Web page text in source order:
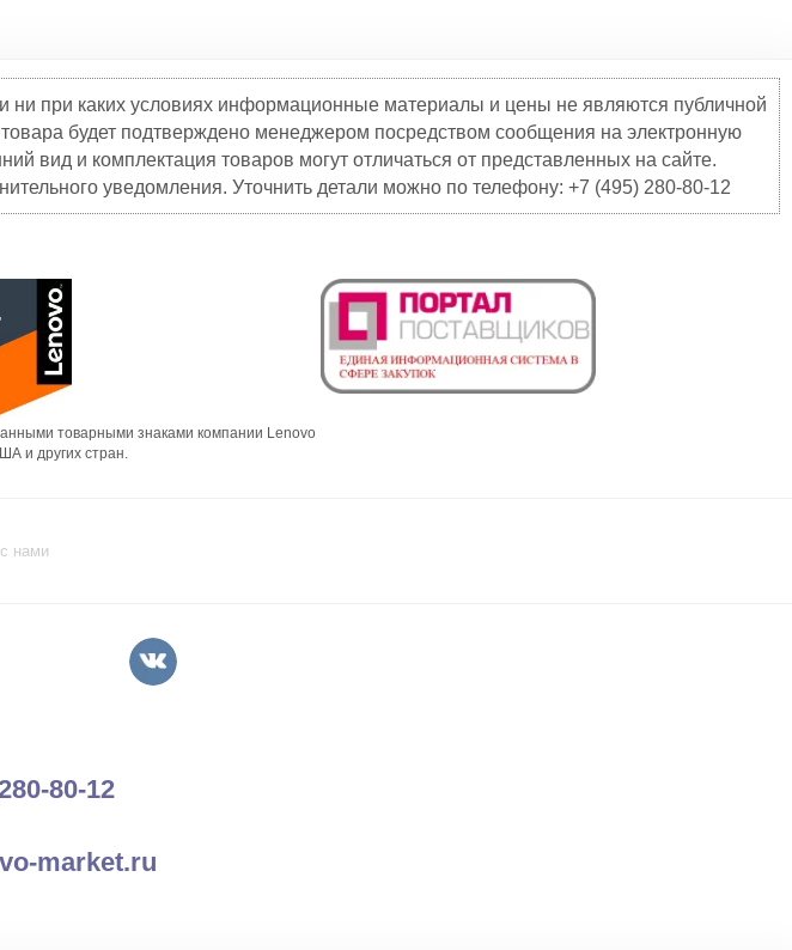
при каких условиях информационные материалы и цены не являются публичной
будет подтверждено менеджером посредством сообщения на электронную
вид и комплектация товаров могут отличаться от представленных на сайте.
уведомления. Уточнить детали можно по телефону: +7 (495) 280-80-12
товарными знаками компании Lenovo
и других стран.
нами
80-12
market.ru